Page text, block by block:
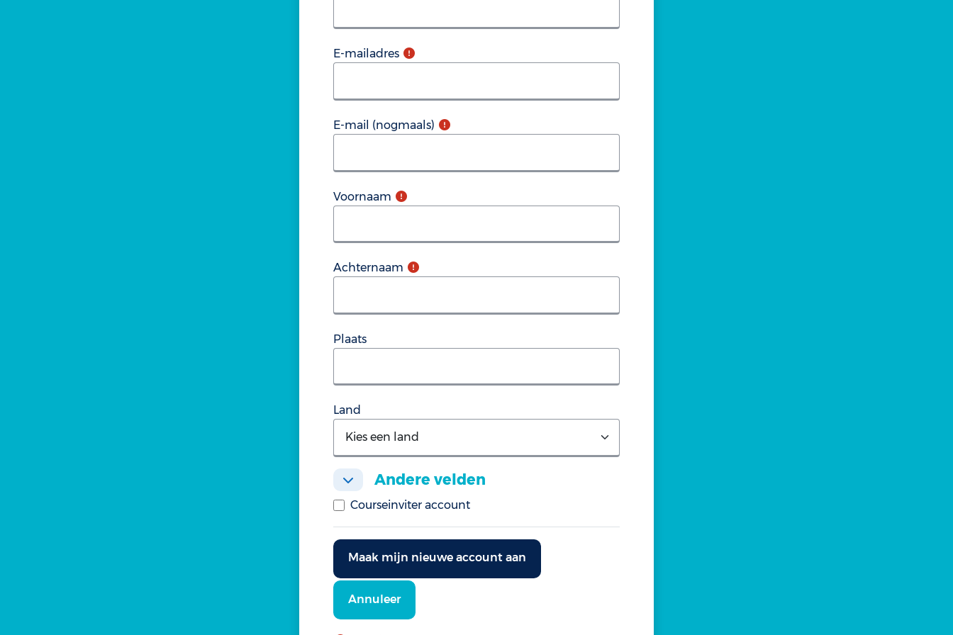
E-mailadres
E-mail (nogmaals)
Voornaam
Achternaam
Plaats
Land
Andere velden
Andere velden
Andere velden
Courseinviter account